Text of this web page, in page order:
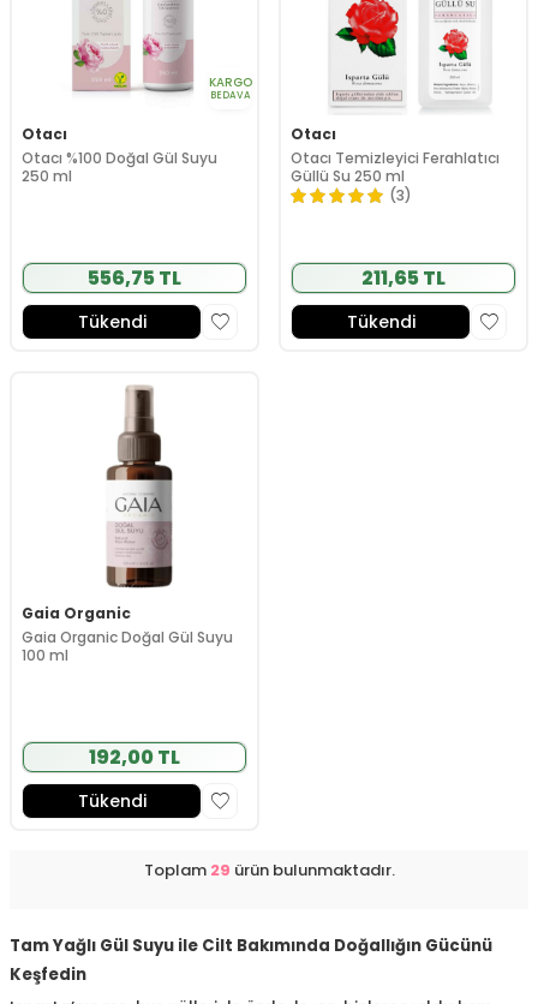
KARGO
BEDAVA
Otacı
Otacı %100 Doğal Gül Suyu
250 ml
556,75 TL
Tükendi
Otacı
Otacı Temizleyici Ferahlatıcı
Güllü Su 250 ml
(3)
211,65 TL
Tükendi
Gaia Organic
Gaia Organic Doğal Gül Suyu
100 ml
192,00 TL
Tükendi
Toplam 29 ürün bulunmaktadır.
Tam Yağlı Gül Suyu ile Cilt Bakımında Doğallığın Gücünü
Keşfedin